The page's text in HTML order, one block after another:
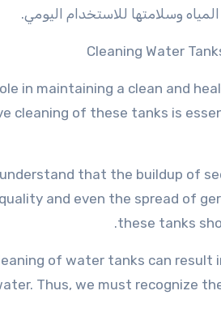
وسلامتها للاستخدام اليومي.
Cleaning Water
in maintaining a clean and
cleaning of these tanks is
that the buildup of
and even the spread of
these tanks
of water tanks can result
Thus, we must recognize